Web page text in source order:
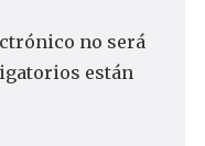
no será
están